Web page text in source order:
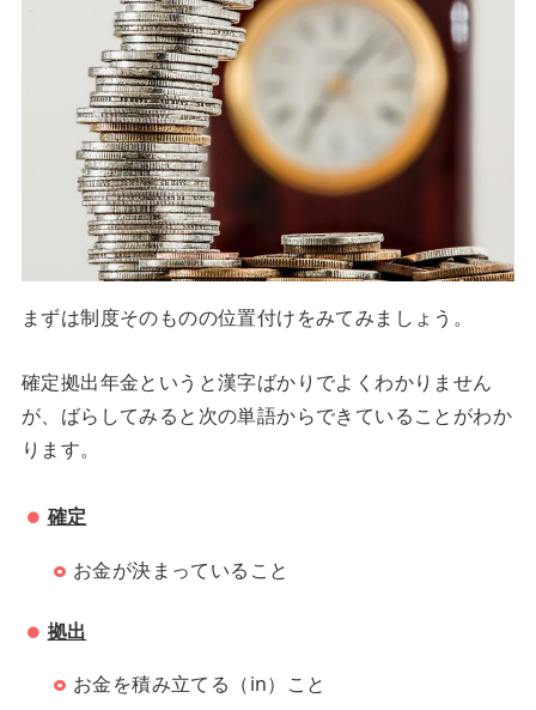
まずは制度そのものの位置付けをみてみましょう。
確定拠出年金というと漢字ばかりでよくわかりません
が、ばらしてみると次の単語からできていることがわか
ります。
確定
お金が決まっていること
拠出
お金を積み立てる（in）こと